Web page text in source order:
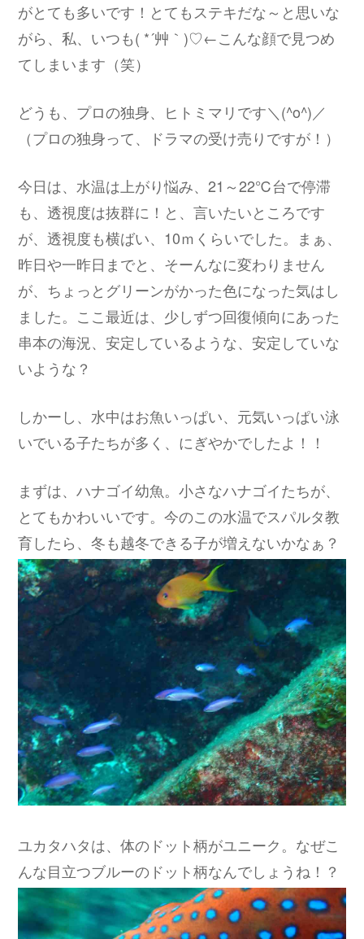
がとても多いです！とてもステキだな～と思いな
がら、私、いつも( *´艸｀)♡←こんな顔で見つめ
てしまいます（笑）
どうも、プロの独身、ヒトミマリです＼(^o^)／
（プロの独身って、ドラマの受け売りですが！）
今日は、水温は上がり悩み、21～22℃台で停滞
も、透視度は抜群に！と、言いたいところです
が、透視度も横ばい、10ｍくらいでした。まぁ、
昨日や一昨日までと、そーんなに変わりません
が、ちょっとグリーンがかった色になった気はし
ました。ここ最近は、少しずつ回復傾向にあった
串本の海況、安定しているような、安定していな
いような？
しかーし、水中はお魚いっぱい、元気いっぱい泳
いでいる子たちが多く、にぎやかでしたよ！！
まずは、ハナゴイ幼魚。小さなハナゴイたちが、
とてもかわいいです。今のこの水温でスパルタ教
育したら、冬も越冬できる子が増えないかなぁ？
ユカタハタは、体のドット柄がユニーク。なぜこ
んな目立つブルーのドット柄なんでしょうね！？